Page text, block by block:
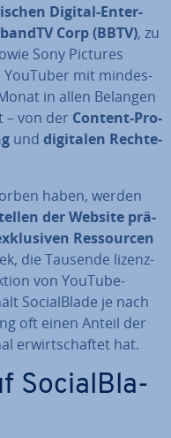
Digital-En­ter­
Corp (BBTV), zu
Sony Pictures
YouTuber mit min­des­
in allen Belangen
– von der Content-Pro­
und digitalen Rech­te­
haben, werden
der Website prä­
Res­sour­cen
die Tausende li­zenz­
von YouTube-
So­cial­Bla­de je nach
oft einen Anteil der
er­wirt­schaf­tet hat.
So­cial­Bla­